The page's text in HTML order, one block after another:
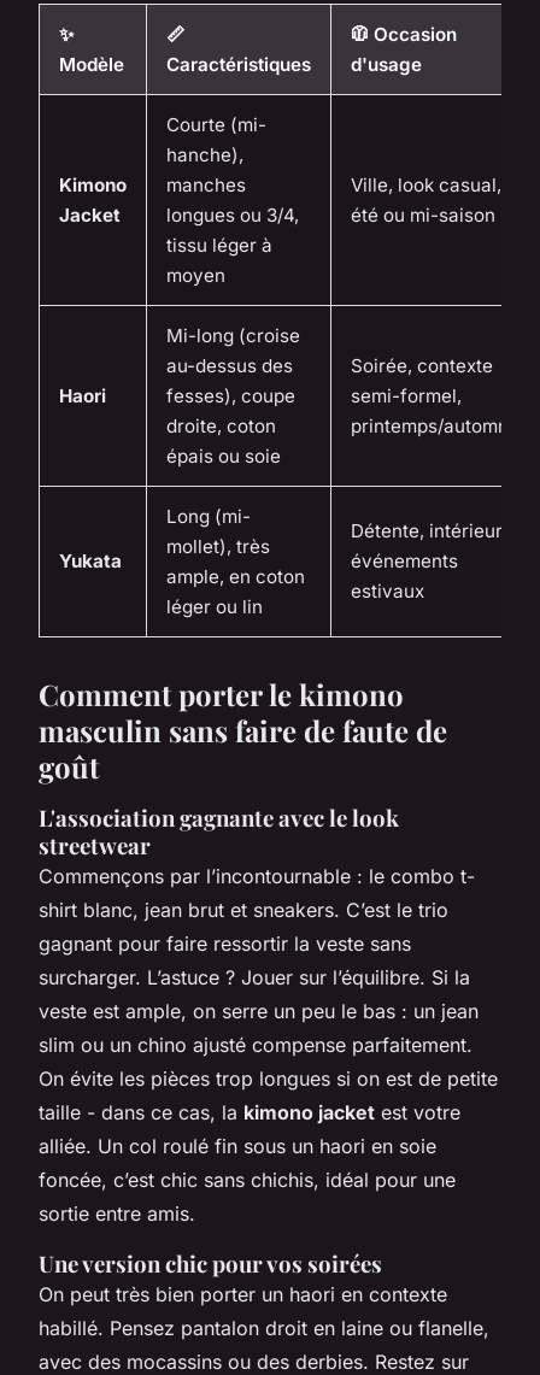
✨
Modèle
📏
Caractéristiques
🧥 Occasion
d'usage
Kimono
Jacket
Courte (mi-
hanche),
manches
longues ou 3/4,
tissu léger à
moyen
Ville, look casual,
été ou mi-saison
Haori
Mi-long (croise
au-dessus des
fesses), coupe
droite, coton
épais ou soie
Soirée, contexte
semi-formel,
printemps/automne
Yukata
Long (mi-
mollet), très
ample, en coton
léger ou lin
Détente, intérieur,
événements
estivaux
Comment porter le kimono
masculin sans faire de faute de
goût
L'association gagnante avec le look
streetwear
Commençons par l’incontournable : le combo t-
shirt blanc, jean brut et sneakers. C’est le trio
gagnant pour faire ressortir la veste sans
surcharger. L’astuce ? Jouer sur l’équilibre. Si la
veste est ample, on serre un peu le bas : un jean
slim ou un chino ajusté compense parfaitement.
On évite les pièces trop longues si on est de petite
taille - dans ce cas, la kimono jacket est votre
alliée. Un col roulé fin sous un haori en soie
foncée, c’est chic sans chichis, idéal pour une
sortie entre amis.
Une version chic pour vos soirées
On peut très bien porter un haori en contexte
habillé. Pensez pantalon droit en laine ou flanelle,
avec des mocassins ou des derbies. Restez sur